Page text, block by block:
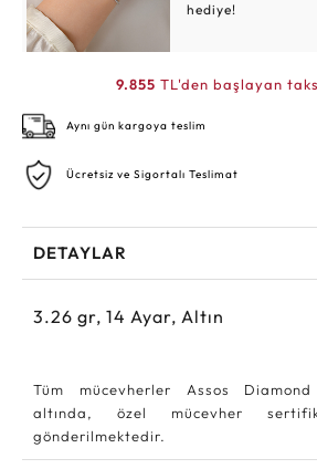
hediye!
9.855 TL'den başlayan
Aynı gün kargoya teslim
Ücretsiz ve Sigortalı Teslimat
DETAYLAR
3.26 gr, 14 Ayar, Altın
Tüm mücevherler Assos
altında, özel mücevher
gönderilmektedir.